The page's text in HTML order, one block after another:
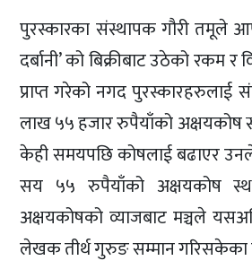
पुरस्कारका संस्थापक गौरी तमूले
दर्बानी’ को बिक्रीबाट उठेको रकम
प्राप्त गरेको नगद पुरस्कारहरुलाई
लाख ५५ हजार रुपैयाँको अक्षयकोष
केही समयपछि कोषलाई बढाएर
सय ५५ रुपैयाँको अक्षयकोष
अक्षयकोषको व्याजबाट मञ्चले
लेखक तीर्थ गुरुङ सम्मान गरिसकेका